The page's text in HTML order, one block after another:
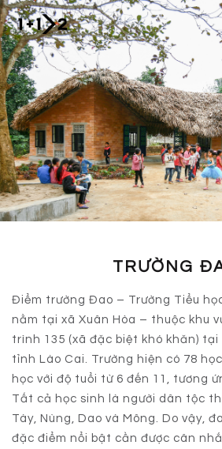
Nhảy đến nội dung
TRƯỜNG
Điểm trường Đao – Trường Tiểu
nằm tại xã Xuân Hòa – thuộc khu
trình 135 (xã đặc biệt khó khăn) tại
tỉnh Lào Cai. Trường hiện có 78
học với độ tuổi từ 6 đến 11, tương
Tất cả học sinh là người dân tộc
Tày, Nùng, Dao và Mông. Do vậy,
đặc điểm nổi bật cần được cân